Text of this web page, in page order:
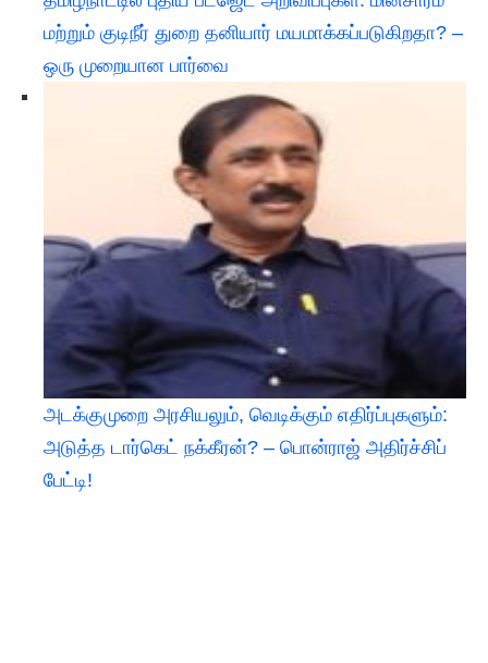
மற்றும் குடிநீர் துறை தனியார் மயமாக்கப்படுகிறதா? –
ஒரு முறையான பார்வை
அடக்குமுறை அரசியலும், வெடிக்கும் எதிர்ப்புகளும்:
அடுத்த டார்கெட் நக்கீரன்? – பொன்ராஜ் அதிர்ச்சிப்
பேட்டி! ​